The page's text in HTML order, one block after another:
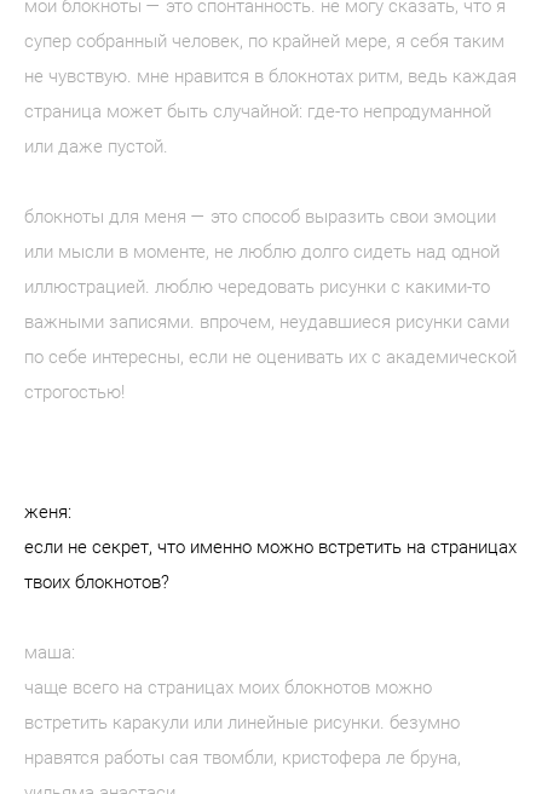
супер собранный человек, по крайней мере, я себя таким
не чувствую. мне нравится в блокнотах ритм, ведь каждая
страница может быть случайной: где-то непродуманной
или даже пустой.
блокноты для меня — это способ выразить свои эмоции
или мысли в моменте, не люблю долго сидеть над одной
иллюстрацией. люблю чередовать рисунки с какими-то
важными записями. впрочем, неудавшиеся рисунки сами
по себе интересны, если не оценивать их с академической
строгостью!
женя:
если не секрет, что именно можно встретить на страницах
твоих блокнотов?
маша:
чаще всего на страницах моих блокнотов можно
встретить каракули или линейные рисунки. безумно
нравятся работы сая твомбли, кристофера ле бруна,